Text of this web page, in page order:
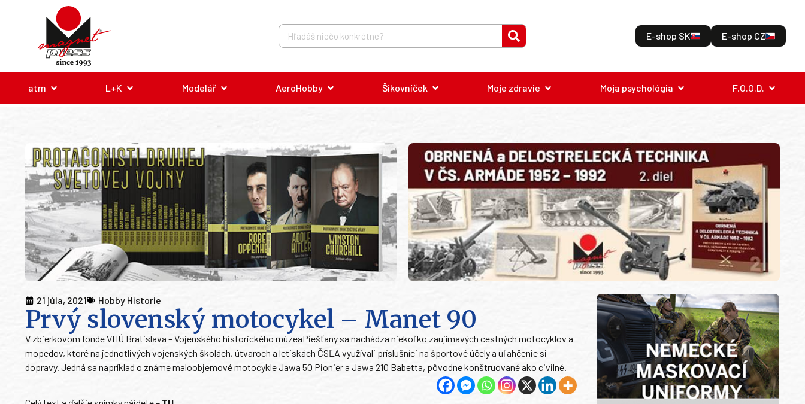
E-shop SK E-shop CZ
atm L+K Modelář AeroHobby Šikovníček Moje zdravie Moja psychológia F.O.O.D.
21 júla, 2021 Hobby Historie
Prvý slovenský motocykel – Manet 90
V zbierkovom fonde VHÚ Bratislava – Vojenského historického múzeaPiešťany sa nachádza niekoľko zaujímavých cestných motocyklov a
mopedov, ktoré na jednotlivých vojenských školách, útvaroch a letiskách ČSĽA využívali príslušníci na športové účely a uľahčenie si
dopravy. Jedná sa napríklad o známe maloobjemové motocykle Jawa 50 Pionier a Jawa 210 Babetta, pôvodne konštruované ako civilné.